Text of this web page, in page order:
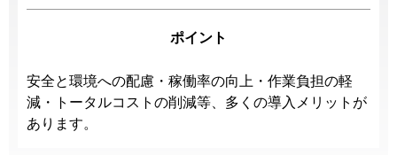
ポイント
安全と環境への配慮・稼働率の向上・作業負担の軽
減・トータルコストの削減等、多くの導入メリットが
あります。